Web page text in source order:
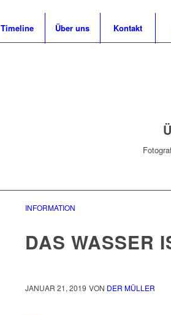
Timeline Über uns Kontakt
INFORMATION
DAS WASSER
JANUAR 21, 2019 VON DER MÜLLER